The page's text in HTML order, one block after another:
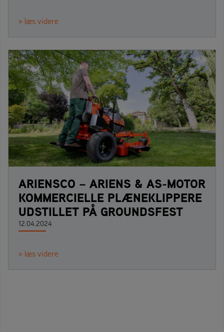
» læs videre
ARIENSCO – ARIENS & AS-MOTOR
KOMMERCIELLE PLÆNEKLIPPERE
UDSTILLET PÅ GROUNDSFEST
12.04.2024
» læs videre